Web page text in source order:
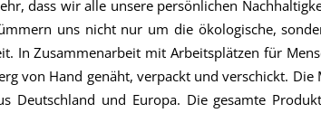
dass wir alle unsere persönlichen
uns nicht nur um die ökologische,
In Zusammenarbeit mit Arbeitsplätzen für
von Hand genäht, verpackt und verschickt.
Deutschland und Europa. Die gesamte